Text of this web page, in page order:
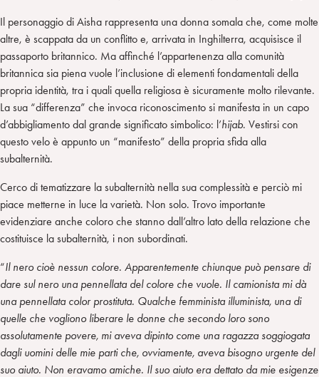
Il personaggio di Aisha rappresenta una donna somala che, come molte
altre, è scappata da un conflitto e, arrivata in Inghilterra, acquisisce il
passaporto britannico. Ma affinché l’appartenenza alla comunità
britannica sia piena vuole l’inclusione di elementi fondamentali della
propria identità, tra i quali quella religiosa è sicuramente molto rilevante.
La sua “differenza” che invoca riconoscimento si manifesta in un capo
d’abbigliamento dal grande significato simbolico: l’hijab. Vestirsi con
questo velo è appunto un “manifesto” della propria sfida alla
subalternità.
Cerco di tematizzare la subalternità nella sua complessità e perciò mi
piace metterne in luce la varietà. Non solo. Trovo importante
evidenziare anche coloro che stanno dall’altro lato della relazione che
costituisce la subalternità, i non subordinati.
“Il nero cioè nessun colore. Apparentemente chiunque può pensare di
dare sul nero una pennellata del colore che vuole. Il camionista mi dà
una pennellata color prostituta. Qualche femminista illuminista, una di
quelle che vogliono liberare le donne che secondo loro sono
assolutamente povere, mi aveva dipinto come una ragazza soggiogata
dagli uomini delle mie parti che, ovviamente, aveva bisogno urgente del
suo aiuto. Non eravamo amiche. Il suo aiuto era dettato da mie esigenze